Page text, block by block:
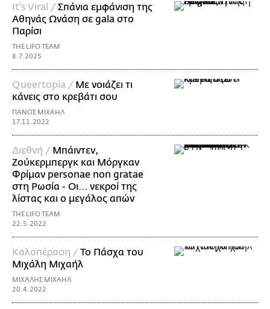
It's Viral /Σπάνια εμφάνιση της
Αθηνάς Ωνάση σε gala στο
Παρίσι
THE LIFO TEAM
8.7.2025
Queertopia / Με νοιάζει τι
κάνεις στο κρεβάτι σου
ΠΑΝΟΣ ΜΙΧΑΗΛ
17.11.2022
Διεθνή / Μπάιντεν,
Ζούκερμπεργκ και Μόργκαν
Φρίμαν personae non gratae
στη Ρωσία - Οι... νεκροί της
λίστας και ο μεγάλος απών
THE LIFO TEAM
22.5.2022
Καλοπέραση /Το Πάσχα του
Μιχάλη Μιχαήλ
ΜΙΧΑΛΗΣ ΜΙΧΑΗΛ
20.4.2022